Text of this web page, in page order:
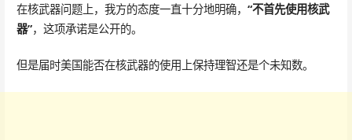
在核武器问题上，我方的态度一直十分地明确， “不首先使用核武
器”，这项承诺是公开的。
但是届时美国能否在核武器的使用上保持理智还是个未知数。